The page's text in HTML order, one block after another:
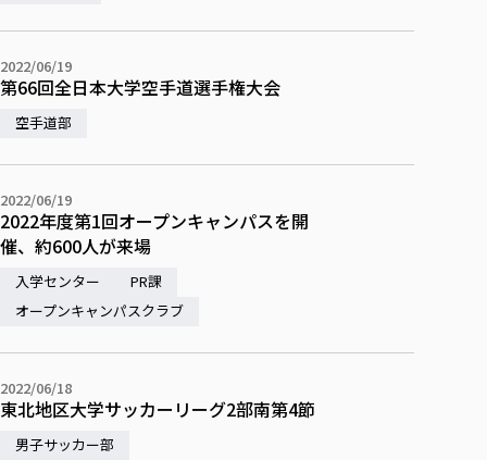
2022/06/19
第66回全日本大学空手道選手権大会
空手道部
2022/06/19
2022年度第1回オープンキャンパスを開
催、約600人が来場
入学センター
PR課
オープンキャンパスクラブ
2022/06/18
東北地区大学サッカーリーグ2部南第4節
男子サッカー部